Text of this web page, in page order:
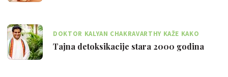
DOKTOR KALYAN CHAKRAVARTHY KAŽE KAKO
AJURVEDA BEZ KLISTIRA NEMA SMISLA
Tajna detoksikacije stara 2000 godina